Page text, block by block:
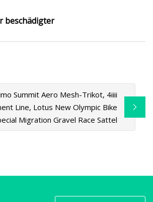
beschädigter
Summit Aero Mesh-Trikot, 4iiii
Line, Lotus New Olympic Bike
Migration Gravel Race Sattel